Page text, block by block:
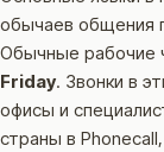
обычаев общения
Обычные рабочие
Friday. Звонки в
офисы и
страны в